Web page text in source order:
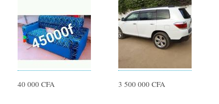
40 000 CFA 3 500 000 CFA